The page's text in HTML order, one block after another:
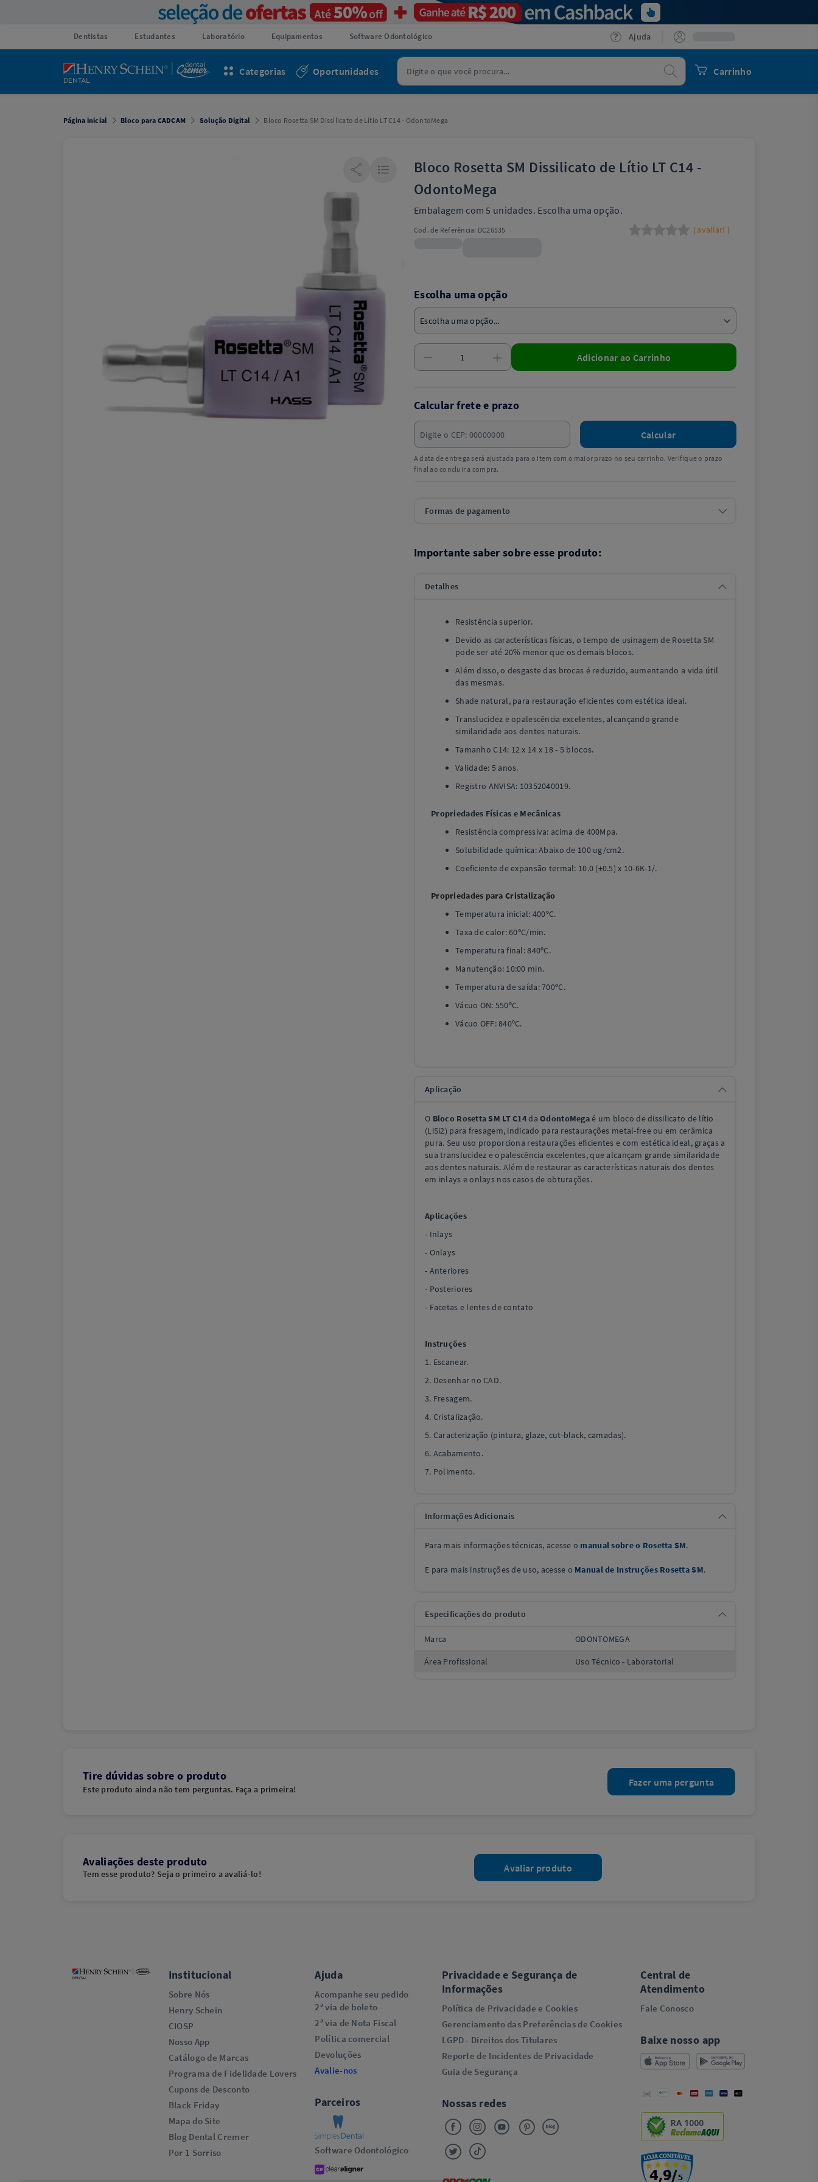
Dentistas Estudantes Laboratório Equipamentos Software Odontológico Ajuda
Carrinho
Procurar
Oportunidades
Categorias
Página inicial Bloco para CADCAM Solução Digital Bloco Rosetta SM Dissilicato de Lítio LT C14 - OdontoMega
Bloco Rosetta SM Dissilicato de Lítio LT C14 -
OdontoMega
Embalagem com 5 unidades. Escolha uma opção.
Cod. de Referência: DC26535 ( avaliar! )
Escolha uma opção
Adicionar ao Carrinho
Calcular frete e prazo
Calcular
A data de entrega será ajustada para o item com o maior prazo no seu carrinho. Verifique o prazo
final ao concluir a compra.
Formas de pagamento
Importante saber sobre esse produto:
Detalhes
Resistência superior.
Devido as características físicas, o tempo de usinagem de Rosetta SM
pode ser até 20% menor que os demais blocos.
Além disso, o desgaste das brocas é reduzido, aumentando a vida útil
das mesmas.
Shade natural, para restauração eficientes com estética ideal.
Translucidez e opalescência excelentes, alcançando grande
similaridade aos dentes naturais.
Tamanho C14: 12 x 14 x 18 - 5 blocos.
Validade: 5 anos.
Registro ANVISA: 10352040019.
Propriedades Físicas e Mecânicas
Resistência compressiva: acima de 400Mpa.
Solubilidade química: Abaixo de 100 ug/cm2.
Coeficiente de expansão termal: 10.0 (±0.5) x 10-6K-1/.
Propriedades para Cristalização
Temperatura inicial: 400ºC.
Taxa de calor: 60ºC/min.
Temperatura final: 840ºC.
Manutenção: 10:00 min.
Temperatura de saída: 700ºC.
Vácuo ON: 550ºC.
Vácuo OFF: 840ºC.
Aplicação
O Bloco Rosetta SM LT C14daOdontoMegaé um bloco de dissilicato de lítio
(LiSi2) para fresagem, indicado para restaurações metal-free ou em cerâmica
pura. Seu uso proporciona restaurações eficientes e com estética ideal, graças a
sua translucidez e opalescência excelentes, que alcançam grande similaridade
aos dentes naturais. Além de restaurar as características naturais dos dentes
em inlays e onlays nos casos de obturações.
Aplicações
- Inlays
- Onlays
- Anteriores
- Posteriores
- Facetas e lentes de contato
Instruções
1. Escanear.
2. Desenhar no CAD.
3. Fresagem.
4. Cristalização.
5. Caracterização (pintura, glaze, cut-black, camadas).
6. Acabamento.
7. Polimento.
Informações Adicionais
Para mais informações técnicas, acesse o manual sobre o Rosetta SM.
E para mais instruções de uso, acesse o Manual de Instruções Rosetta SM.
Especificações do produto
Marca ODONTOMEGA
Área Profissional Uso Técnico - Laboratorial
Tire dúvidas sobre o produto
Este produto ainda não tem perguntas. Faça a primeira!
Fazer uma pergunta
Avaliações deste produto
Tem esse produto? Seja o primeiro a avaliá-lo!
Avaliar produto
Institucional
Sobre Nós
Henry Schein
CIOSP
Nosso App
Catálogo de Marcas
Programa de Fidelidade Lovers​
Cupons de Desconto
Black Friday
Mapa do Site
Blog Dental Cremer
Por 1 Sorriso
Ajuda
Acompanhe seu pedido
2ª via de boleto
2ª via de Nota Fiscal
Política comercial
Devoluções
Avalie-nos
Parceiros
Software Odontológico
Privacidade e Segurança de
Informações
Política de Privacidade e Cookies
Gerenciamento das Preferências de Cookies
LGPD - Direitos dos Titulares
Reporte de Incidentes de Privacidade
Guia de Segurança
Nossas redes
Central de
Atendimento
Fale Conosco
Baixe nosso app
RA 1000